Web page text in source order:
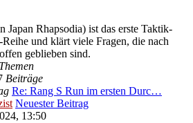
Japan Rhapsodia) ist das erste Taktik-
und klärt viele Fragen, die nach
geblieben sind.
Themen
Beiträge
Re: Rang S Run im ersten Durc…
Neuester Beitrag
13:50